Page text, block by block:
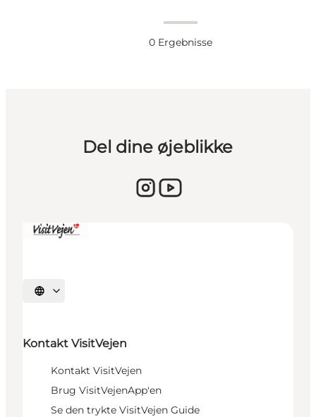
0 Ergebnisse
Del dine øjeblikke
Sprache auswählen
Kontakt VisitVejen
Kontakt VisitVejen
Brug VisitVejenApp'en
Se den trykte VisitVejen Guide